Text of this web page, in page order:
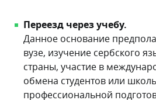
Переезд через учебу.
Данное основание
вузе, изучение сербского
страны, участие в
обмена студентов или
профессиональной